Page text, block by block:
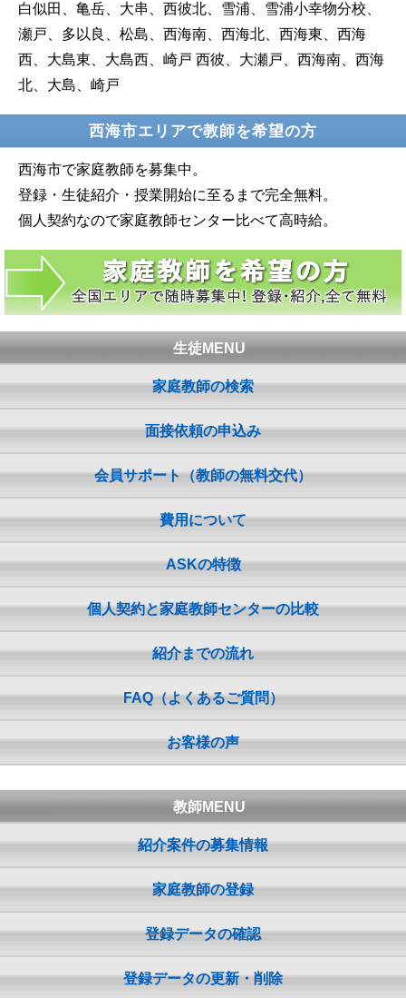
白似田、亀岳、大串、西彼北、雪浦、雪浦小幸物分校、
瀬戸、多以良、松島、西海南、西海北、西海東、西海
西、大島東、大島西、崎戸 西彼、大瀬戸、西海南、西海
北、大島、崎戸
西海市エリアで教師を希望の方
西海市で家庭教師を募集中。
登録・生徒紹介・授業開始に至るまで完全無料。
個人契約なので家庭教師センター比べて高時給。
生徒MENU
家庭教師の検索
面接依頼の申込み
会員サポート（教師の無料交代）
費用について
ASKの特徴
個人契約と家庭教師センターの比較
紹介までの流れ
FAQ（よくあるご質問）
お客様の声
教師MENU
紹介案件の募集情報
家庭教師の登録
登録データの確認
登録データの更新・削除